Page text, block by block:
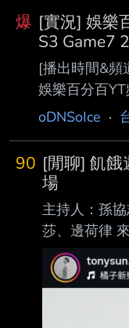
https://
https://
https://
爆 [實況] 娛樂
S3 Game7
[播出時間&
娛樂百分百
看： 無 YT首
賴晏駒│邱鋒
婷、艾莉兒、
第3季共分為
六局遊戲，
遊戲積分，
進行排名與
同名次所有玩
oDNSoIce ·
90 [閒聊] 飢
場
主持人：孫
莎、邊荷律
https://
https://